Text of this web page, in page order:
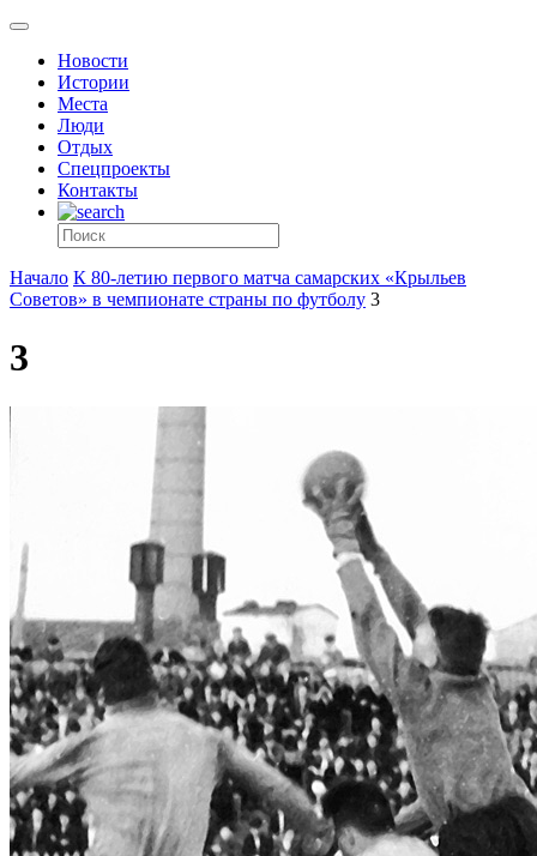
Новости
Истории
Места
Люди
Отдых
Спецпроекты
Контакты
Начало К 80-летию первого матча самарских «Крыльев
Советов» в чемпионате страны по футболу 3
3